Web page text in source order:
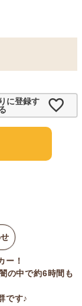
に登録す
ー！
の中で約6時間も
です♪